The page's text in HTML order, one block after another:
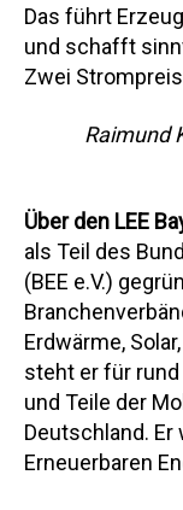
Das führt
und schafft
Zwei
Raimund
Über den LEE
als Teil des
(BEE e.V.)
Erdwärme,
steht er für
und Teile der
Deutschland. Er
Erneuerbaren